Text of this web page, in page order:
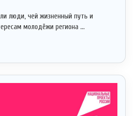
люди, чей жизненный путь и
молодёжи региона ...